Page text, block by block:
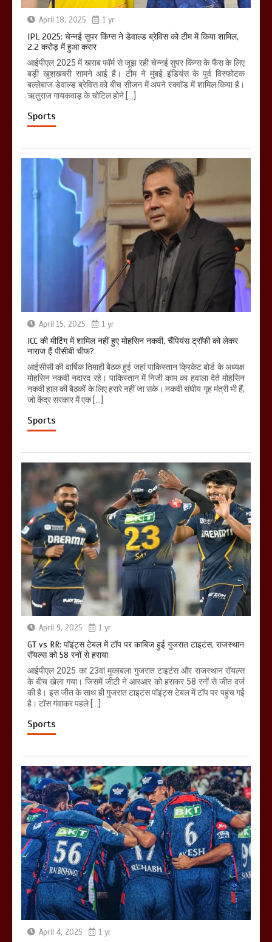
April 18, 2025 1 yr
IPL 2025: चेन्नई सुपर किंग्स ने डेवाल्ड ब्रेविस को टीम में किया शामिल,
2.2 करोड़ में हुआ करार
आईपीएल 2025 में खराब फॉर्म से जूझ रही चेन्नई सुपर किंग्स के फैंस के लिए
बड़ी खुशखबरी सामने आई है। टीम ने मुंबई इंडियंस के पूर्व विस्फोटक
बल्लेबाज डेवाल्ड ब्रेविस को बीच सीजन में अपने स्क्वॉड में शामिल किया है।
ऋतुराज गायकवाड़ के चोटिल होने […]
Sports
April 15, 2025 1 yr
ICC की मीटिंग में शामिल नहीं हुए मोहसिन नकवी, चैंपियंस ट्रॉफी को लेकर
नाराज हैं पीसीबी चीफ?
आईसीसी की वार्षिक तिमाही बैठक हुई जहां पाकिस्तान क्रिकेट बोर्ड के अध्यक्ष
मोहसिन नकवी नदारद रहे। पाकिस्तान में निजी काम का हवाला देते मोहसिन
नकवी हाल की बैठकों के लिए हरारे नहीं जा सके। नकवी संघीय गृह मंत्री भी हैं,
जो केंद्र सरकार में एक […]
Sports
April 9, 2025 1 yr
GT vs RR: पॉइंट्स टेबल में टॉप पर काबिज हुई गुजरात टाइटंस, राजस्थान
रॉयल्स को 58 रनों से हराया
आईपीएल 2025 का 23वां मुकाबला गुजरात टाइटंस और राजस्थान रॉयल्स
के बीच खेला गया। जिसमें जीटी ने आरआर को हराकर 58 रनों से जीत दर्ज
की है। इस जीत के साथ ही गुजरात टाइटंस पॉइंट्स टेबल में टॉप पर पहुंच गई
है। टॉस गंवाकर पहले […]
Sports
April 4, 2025 1 yr